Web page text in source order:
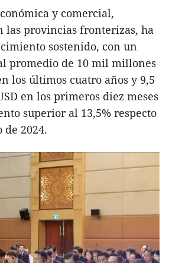
y comercial,
las provincias fronterizas, ha
sostenido, con un
promedio de 10 mil millones
los últimos cuatro años y 9,5
en los primeros diez meses
superior al 13,5% respecto
2024.